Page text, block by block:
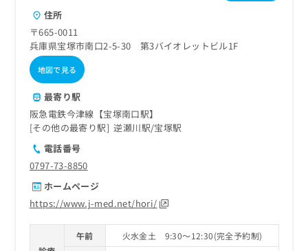
住所
〒665-0011
兵庫県宝塚市南口2-5-30 第3バイオレットビル1F
地図で見る
最寄り駅
阪急電鉄今津線【宝塚南口駅】
その他の最寄り駅
逆瀬川駅 宝塚駅
電話番号
0797-73-8850
ホームページ
https://www.j-med.net/hori/
午前
火水金土 9:30～12:30(完全予約制)